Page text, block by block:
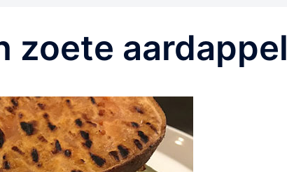
zoete aardappel